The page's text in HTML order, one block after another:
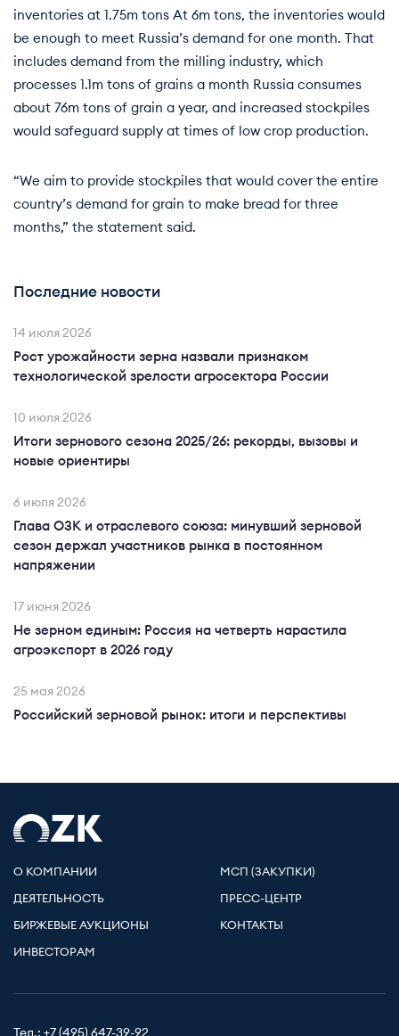
inventories at 1.75m tons At 6m tons, the inventories would
be enough to meet Russia’s demand for one month. That
includes demand from the milling industry, which
processes 1.1m tons of grains a month Russia consumes
about 76m tons of grain a year, and increased stockpiles
would safeguard supply at times of low crop production.
“We aim to provide stockpiles that would cover the entire
country’s demand for grain to make bread for three
months,” the statement said.
Последние новости
14 июля 2026
Рост урожайности зерна назвали признаком
технологической зрелости агросектора России
10 июля 2026
Итоги зернового сезона 2025/26: рекорды, вызовы и
новые ориентиры
6 июля 2026
Глава ОЗК и отраслевого союза: минувший зерновой
сезон держал участников рынка в постоянном
напряжении
17 июня 2026
Не зерном единым: Россия на четверть нарастила
агроэкспорт в 2026 году
25 мая 2026
Российский зерновой рынок: итоги и перспективы
О КОМПАНИИ
ДЕЯТЕЛЬНОСТЬ
БИРЖЕВЫЕ АУКЦИОНЫ
ИНВЕСТОРАМ
МСП (ЗАКУПКИ)
ПРЕСС-ЦЕНТР
КОНТАКТЫ
Тел.: +7 (495) 647-39-92